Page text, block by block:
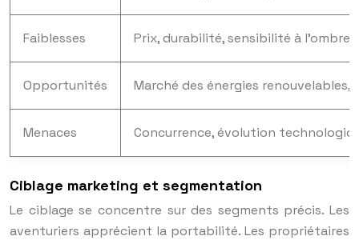
Faiblesses Prix, durabilité, sensibilité à l’ombre
Opportunités Marché des énergies
Menaces Concurrence, évolution
Ciblage marketing et segmentation
Le ciblage se concentre sur des segments précis. Les
aventuriers apprécient la portabilité. Les propriétaires